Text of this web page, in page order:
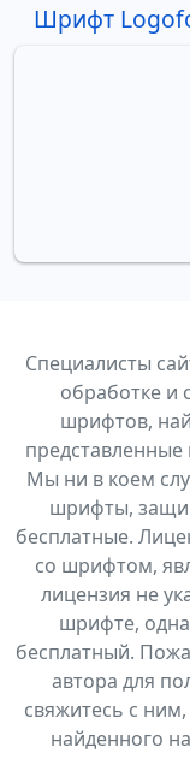
Шрифт
Специалисты
обработке и
шрифтов,
представленные
Мы ни в коем
шрифты,
бесплатные.
со шрифтом,
лицензия не
шрифте,
бесплатный.
автора для
свяжитесь с
найденного